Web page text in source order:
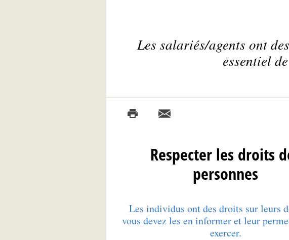
Les salariés/agents ont
essentiel
Respecter les droits
personnes
Les individus ont des droits sur leurs
vous devez les en informer et leur
exercer.